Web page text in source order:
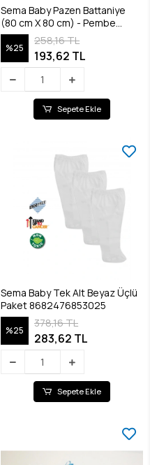
Sema Baby Pazen Battaniye
(80 cm X 80 cm) - Pembe
8682476853117
%25
258,16 TL
193,62 TL
Sepete Ekle
Sema Baby Tek Alt Beyaz Üçlü
Paket 8682476853025
%25
378,16 TL
283,62 TL
Sepete Ekle